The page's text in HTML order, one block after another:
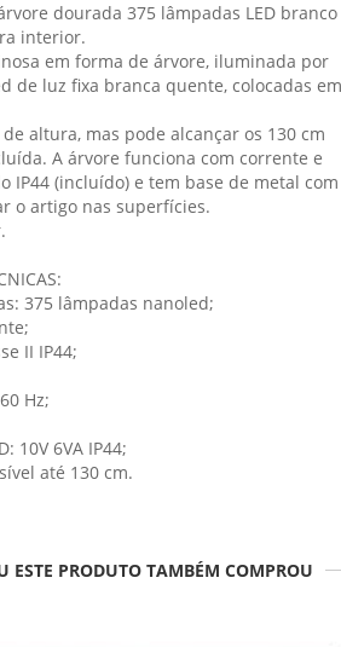
dourada 375 lâmpadas LED branco
interior.
em forma de árvore, iluminada por
de luz fixa branca quente, colocadas em
altura, mas pode alcançar os 130 cm
A árvore funciona com corrente e
IP44 (incluído) e tem base de metal com
o artigo nas superfícies.
375 lâmpadas nanoled;
II IP44;
Hz;
10V 6VA IP44;
até 130 cm.
ESTE PRODUTO TAMBÉM COMPROU